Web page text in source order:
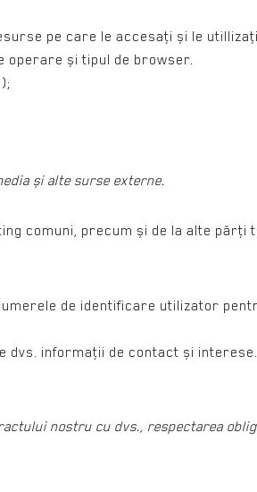
pe care le accesaţi și le
operare și tipul de browser.
și alte surse externe.
comuni, precum și de la alte părţi
de identificare utilizator
dvs. informaţii de contact și interese.
nostru cu dvs., respectarea